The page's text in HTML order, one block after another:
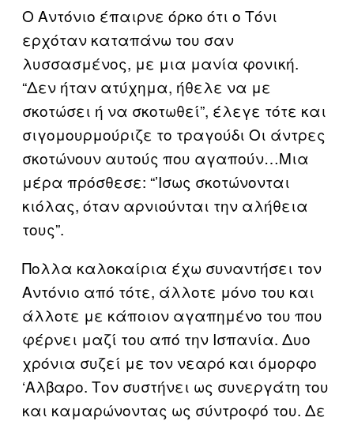
Ο Αντόνιο έπαιρνε όρκο ότι ο Τόνι
ερχόταν καταπάνω του σαν
λυσσασμένος, με μια μανία φονική.
“Δεν ήταν ατύχημα, ήθελε να με
σκοτώσει ή να σκοτωθεί”, έλεγε τότε και
σιγομουρμούριζε το τραγούδι Οι άντρες
σκοτώνουν αυτούς που αγαπούν…Μια
μέρα πρόσθεσε: “’Ισως σκοτώνονται
κιόλας, όταν αρνιούνται την αλήθεια
τους”.
Πολλα καλοκαίρια έχω συναντήσει τον
Αντόνιο από τότε, άλλοτε μόνο του και
άλλοτε με κάποιον αγαπημένο του που
φέρνει μαζί του από την Ισπανία. Δυο
χρόνια συζεί με τον νεαρό και όμορφο
‘Αλβαρο. Τον συστήνει ως συνεργάτη του
και καμαρώνοντας ως σύντροφό του. Δε